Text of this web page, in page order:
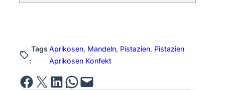
Tags
:
Aprikosen, Mandeln, Pistazien, Pistazien
Aprikosen Konfekt
Share on Facebook Email this Page Share on LinkedIn Share on WhatsApp Email this Page